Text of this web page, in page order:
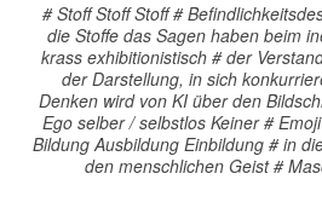
# Stoff Stoff Stoff #
die Stoffe das Sagen haben beim
krass exhibitionistisch # der
der Darstellung, in sich
Denken wird von KI über den
Ego selber / selbstlos Keiner #
Bildung Ausbildung Einbildung # in
den menschlichen Geist #